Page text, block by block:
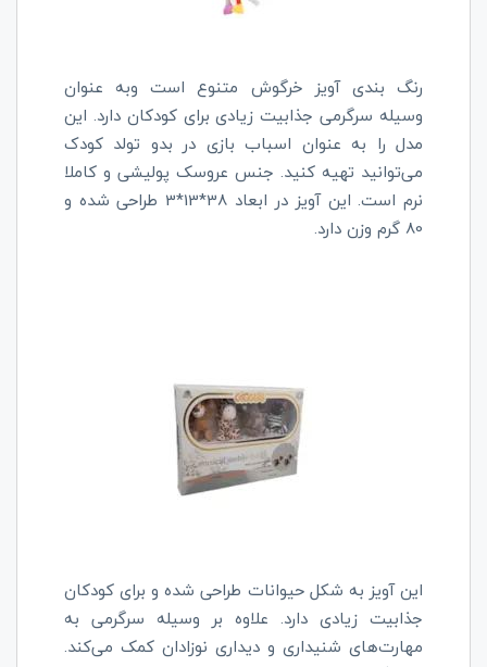
رنگ بندی آویز خرگوش متنوع است وبه عنوان
وسیله سرگرمی جذابیت زیادی برای کودکان دارد. این
مدل را به عنوان اسباب بازی در بدو تولد کودک
می‌توانید تهیه کنید. جنس عروسک پولیشی و کاملا
نرم است. این آویز در ابعاد 38*13*3 طراحی شده و
80 گرم وزن دارد.
این آویز به شکل حیوانات طراحی شده و برای کودکان
جذابیت زیادی دارد. علاوه بر وسیله سرگرمی به
مهارت‌های شنیداری و دیداری نوزادان کمک می‌کند.